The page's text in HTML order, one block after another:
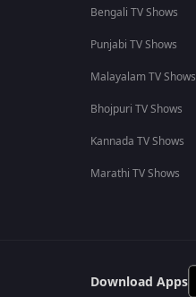
Bengali TV Shows
Punjabi TV Shows
Malayalam TV Shows
Bhojpuri TV Shows
Kannada TV Shows
Marathi TV Shows
Download Apps